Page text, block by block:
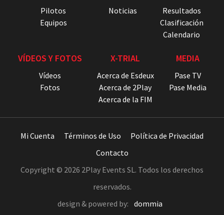
Pilotos
Equipos
Noticias
Resultados
Clasificación
Calendario
VÍDEOS Y FOTOS
Vídeos
Fotos
X-TRIAL
Acerca de Esdeux
Acerca de 2Play
Acerca de la FIM
MEDIA
Pase TV
Pase Media
Mi Cuenta Términos de Uso
Política de Privacidad
Contacto
Copyright © 2026 2Play Events SL. Todos los derechos
reservados.
design & powered by: dommia